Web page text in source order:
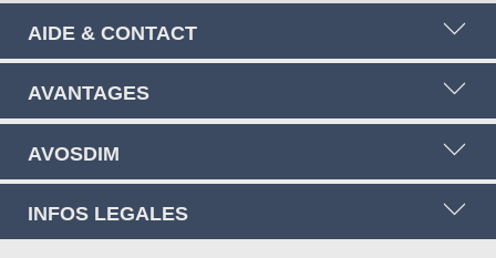
AIDE & CONTACT
AVANTAGES
AVOSDIM
INFOS LEGALES